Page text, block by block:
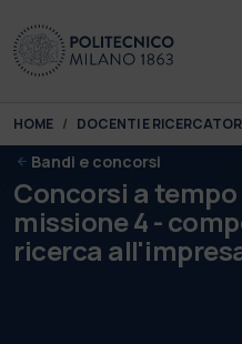
You are here:
HOME DOCENTI E
Bandi e concorsi
Concorsi a
missione 4 -
ricerca